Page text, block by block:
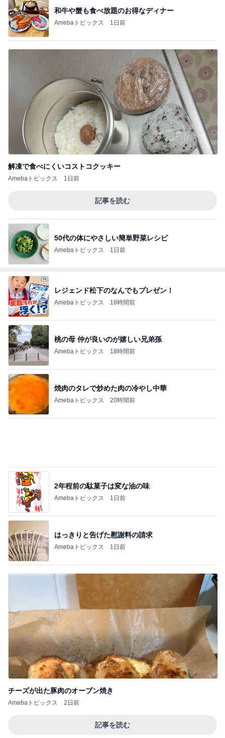
和牛や蟹も食べ放題のお得なディナー
Amebaトピックス 1日前
解凍で食べにくいコストコクッキー
Amebaトピックス 1日前
記事を読む
50代の体にやさしい簡単野菜レシピ
Amebaトピックス 1日前
レジェンド松下のなんでもプレゼン！
Amebaトピックス 18時間前
桃の母 仲が良いのが嬉しい兄弟孫
Amebaトピックス 18時間前
焼肉のタレで炒めた肉の冷やし中華
Amebaトピックス 20時間前
はっきりと告げた慰謝料の請求
Amebaトピックス 1日前
チーズが出た豚肉のオーブン焼き
Amebaトピックス 2日前
記事を読む
Amebaトピックス 1日前